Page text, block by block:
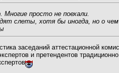
просто не поехали.
слеты, хотя бы иногда, но о
заседаний аттестационной
и претендентов